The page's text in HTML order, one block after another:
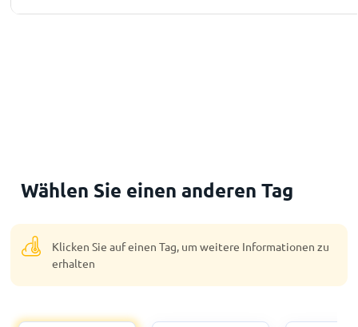
Wählen Sie einen anderen Tag
Klicken Sie auf einen Tag, um weitere Informationen zu
erhalten